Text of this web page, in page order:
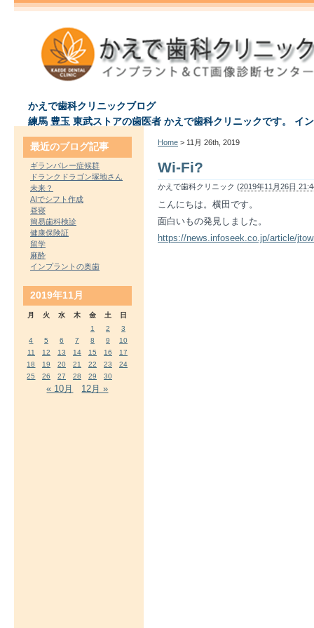
かえで歯科クリニックブログ
練馬 豊玉 東武ストアの歯医者 かえで歯科クリニックです。 イ
Home > 11月 26th, 2019
Wi-Fi?
かえで歯科クリニック (2019年11月26日
こんにちは。横田です。
面白いもの発見しました。
https://news.infoseek.co.jp/article/
最近のブログ記事
ギランバレー症候群
ドランクドラゴン塚地さん
未来？
AIでシフト作成
昼寝
簡易歯科検診
健康保険証
留学
麻酔
インプラントの奥歯
2019年11月
月 火 水 木 金 土
日
1
2
3
4
5 6 7 8 9
10
11
12 13 14 15 16
17
18
19 20 21 22 23
24
25
26 27 28 29 30
« 10月 12月 »